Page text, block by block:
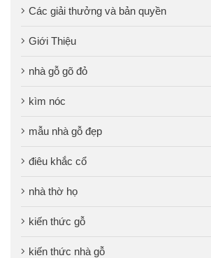
Các giải thưởng và bản quyền
Giới Thiệu
nhà gỗ gõ đỏ
kìm nóc
mẫu nhà gỗ đẹp
điêu khắc cổ
nhà thờ họ
kiến thức gỗ
kiến thức nhà gỗ